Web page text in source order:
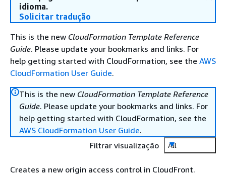
idioma.
Solicitar tradução
This is the new CloudFormation Template Reference
Guide. Please update your bookmarks and links. For
help getting started with CloudFormation, see the AWS
CloudFormation User Guide.
This is the new CloudFormation Template Reference
Guide. Please update your bookmarks and links. For
help getting started with CloudFormation, see the
AWS CloudFormation User Guide.
Filtrar visualização
All
Creates a new origin access control in CloudFront.